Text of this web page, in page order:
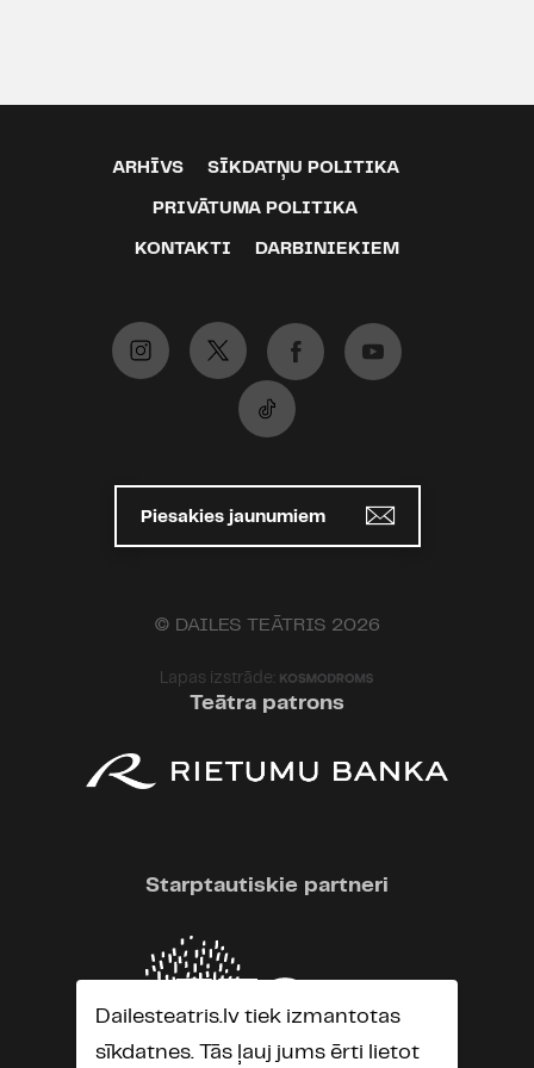
ARHĪVS SĪKDATŅU POLITIKA
PRIVĀTUMA POLITIKA
KONTAKTI DARBINIEKIEM
Piesakies jaunumiem
© DAILES TEĀTRIS 2026
Lapas izstrāde:
Teātra patrons
Starptautiskie partneri
Dailesteatris.lv tiek izmantotas
sīkdatnes. Tās ļauj jums ērti lietot